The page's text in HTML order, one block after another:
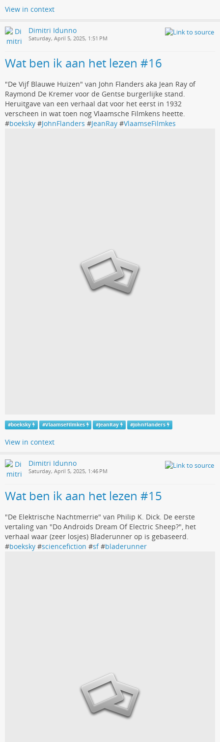
View in context
Dimitri Idunno
Saturday, April 5, 2025, 1:51 PM
Wat ben ik aan het lezen #16
"De Vijf Blauwe Huizen" van John Flanders aka Jean Ray of
Raymond De Kremer voor de Gentse burgerlijke stand.
Heruitgave van een verhaal dat voor het eerst in 1932
verscheen in wat toen nog Vlaamsche Filmkens heette.
#boeksky #JohnFlanders #JeanRay #VlaamseFilmkes
#boeksky #VlaamseFilmkes #JeanRay #JohnFlanders
View in context
Dimitri Idunno
Saturday, April 5, 2025, 1:46 PM
Wat ben ik aan het lezen #15
"De Elektrische Nachtmerrie" van Philip K. Dick. De eerste
vertaling van "Do Androids Dream Of Electric Sheep?", het
verhaal waar (zeer losjes) Bladerunner op is gebaseerd.
#boeksky #sciencefiction #sf#bladerunner